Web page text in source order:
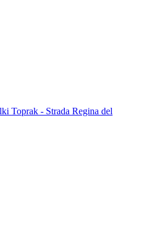
Toprak - Strada Regina del